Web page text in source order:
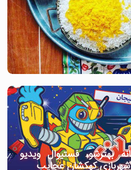
بهترشو، فستیوال ویدیو
شهربازی کهکشان عجایب